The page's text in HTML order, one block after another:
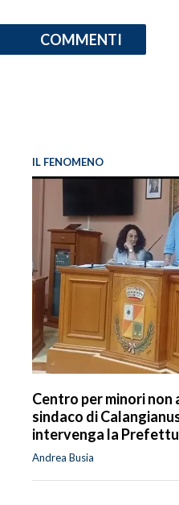
COMMENTI
IL FENOMENO
Centro per minori non
sindaco di
intervenga la
Andrea Busia